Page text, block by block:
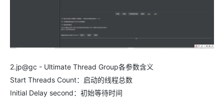
2.jp@gc - Ultimate Thread Group各参数含义
Start Threads Count：启动的线程总数
Initial Delay second：初始等待时间